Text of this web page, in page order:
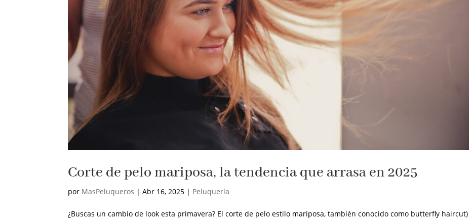
Corte de pelo mariposa, la tendencia que arrasa en 2025
por MasPeluqueros |Abr 16, 2025 | Peluquería
¿Buscas un cambio de look esta primavera? El corte de pelo estilo mariposa, también conocido como butterfly haircut)